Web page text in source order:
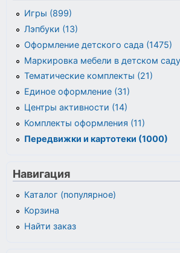
Игры (899)
Лэпбуки (13)
Оформление детского сада (1475)
Маркировка мебели в детском
Тематические комплекты (21)
Единое оформление (31)
Центры активности (14)
Комплекты оформления (11)
Передвижки и картотеки (1000)
Навигация
Каталог (популярное)
Корзина
Найти заказ